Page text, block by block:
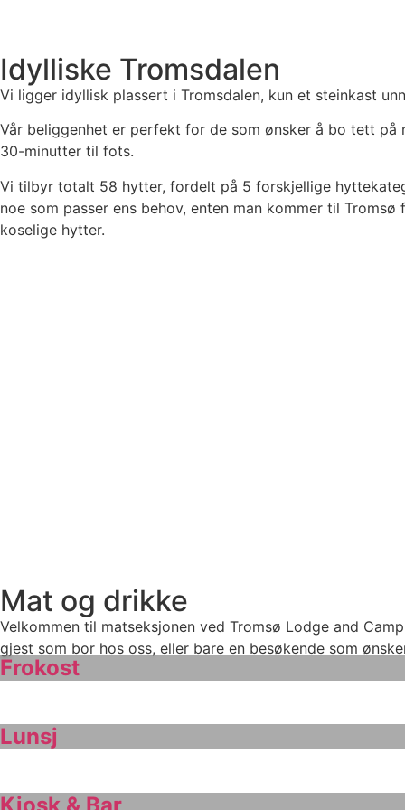
Idylliske Tromsdalen
Vi ligger idyllisk plassert i Tromsdalen, kun et steinkast
Vår beliggenhet er perfekt for de som ønsker å bo tett
30-minutter til fots.
Vi tilbyr totalt 58 hytter, fordelt på 5 forskjellige
noe som passer ens behov, enten man kommer til
koselige hytter.
Mat og drikke
Velkommen til matseksjonen ved Tromsø Lodge and
gjest som bor hos oss, eller bare en besøkende som
Frokost
Lunsj